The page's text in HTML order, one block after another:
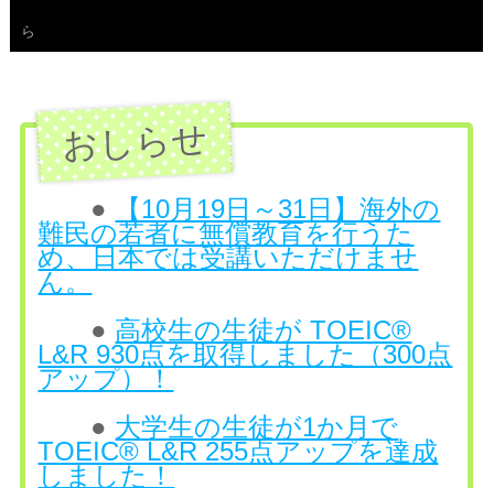
ス
ら
●
【10月19日～31日】海外の
難民の若者に無償教育を行うた
め、日本では受講いただけませ
ん。
● 高校生の生徒が TOEIC®
L&R 930点を取得しました（300点
アップ）！
● 大学生の生徒が1か月で
TOEIC® L&R 255点アップを達成
しました！